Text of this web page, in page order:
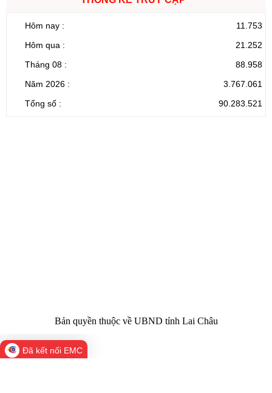
Hôm nay :
11.753
Hôm qua :
21.252
Tháng 08 :
88.958
Năm 2026 :
3.767.061
Tổng số :
90.283.521
Bản quyền thuộc về UBND tỉnh Lai Châu
Đã kết nối EMC